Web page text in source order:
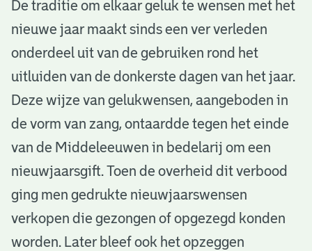
G
e
u
k
k
g
N
De traditie om elkaar geluk te wensen met het
nieuwe jaar maakt sinds een ver verleden
onderdeel uit van de gebruiken rond het
uitluiden van de donkerste dagen van het jaar.
Deze wijze van gelukwensen, aangeboden in
de vorm van zang, ontaardde tegen het einde
van de Middeleeuwen in bedelarij om een
nieuwjaarsgift. Toen de overheid dit verbood
ging men gedrukte nieuwjaarswensen
verkopen die gezongen of opgezegd konden
worden. Later bleef ook het opzeggen